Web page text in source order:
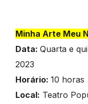
Minha Arte Meu
Data: Quarta e
2023
Horário: 10 horas
Local: Teatro